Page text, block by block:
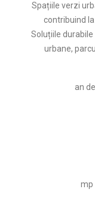
Spațiile verzi
contribuind
Soluțiile
urbane,
an
mp